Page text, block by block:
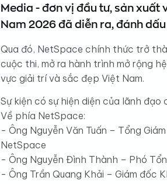
Media - đơn vị đầu tư, sản
Nam 2026 đã diễn ra, đánh
Qua đó, NetSpace chính thức trở
cuộc thi, mở ra hành trình mở rộng
vực giải trí và sắc đẹp Việt Nam.
Sự kiện có sự hiện diện của lãnh đạo
Về phía NetSpace:
- Ông Nguyễn Văn Tuấn – Tổng
NetSpace
- Ông Nguyễn Đình Thành – Phó
- Ông Trần Quang Khải – Giám đốc